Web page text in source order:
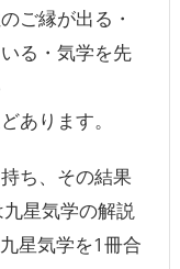
ご縁が出る・
る・気学を先
あります。
ち、その結果
星気学の解説
星気学を1冊合